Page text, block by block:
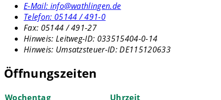
E-Mail: info@wathlingen.de
Telefon: 05144 / 491-0
Fax: 05144 / 491-27
Hinweis: Leitweg-ID: 033515404-0-14
Hinweis: Umsatzsteuer-ID: DE115120633
Öffnungszeiten
Wochentag
Uhrzeit